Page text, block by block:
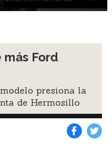
Ford
presiona la
de Hermosillo